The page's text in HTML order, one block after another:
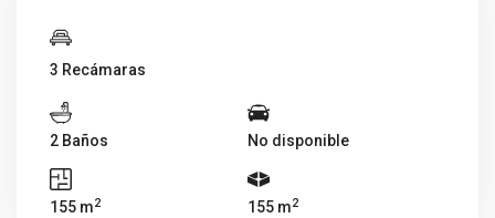
3 Recámaras
2 Baños No disponible
155 m2 155 m2